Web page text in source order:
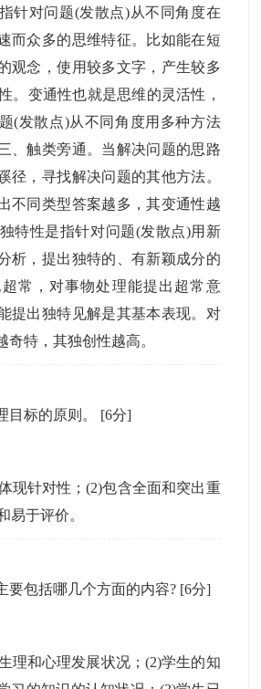
针对问题(发散点)从不同角度在
而众多的思维特征。比如能在短
观念，使用较多文字，产生较多
。变通性也就是思维的灵活性，
(发散点)从不同角度用多种方法
、触类旁通。当解决问题的思路
径，寻找解决问题的其他方法。
不同类型答案越多，其变通性越
特性是指针对问题(发散点)用新
析，提出独特的、有新颖成分的
常，对事物处理能提出超常意
提出独特见解是其基本表现。对
奇特，其独创性越高。
目标的原则。 [6分]
现针对性；(2)包含全面和突出重
易于评价。
要包括哪几个方面的内容? [6分]
理和心理发展状况；(2)学生的知